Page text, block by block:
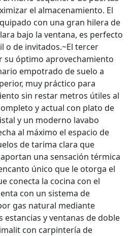
el almacenamiento. El
con una gran hilera de
bajo la ventana, es perfecto
o de invitados.~El tercer
óptimo aprovechamiento
empotrado de suelo a
muy práctico para
sin restar metros útiles al
y actual con plato de
y un moderno lavabo
al máximo el espacio de
de tarima clara que
una sensación térmica
único que le otorga el
conecta la cocina con el
con un sistema de
gas natural mediante
estancias y ventanas de doble
con carpintería de